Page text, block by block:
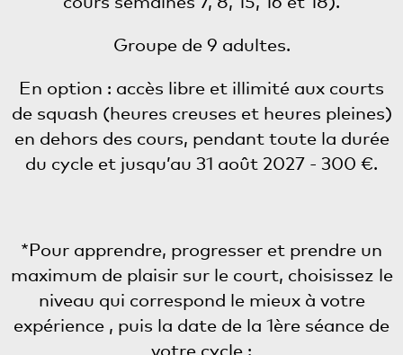
Groupe de 9 adultes.
En option : accès libre et illimité aux courts
de squash (heures creuses et heures pleines)
en dehors des cours, pendant toute la durée
du cycle et jusqu’au 31 août 2027 - 300 €.
*Pour apprendre, progresser et prendre un
maximum de plaisir sur le court, choisissez le
niveau qui correspond le mieux à votre
expérience , puis la date de la 1ère séance de
votre cycle :